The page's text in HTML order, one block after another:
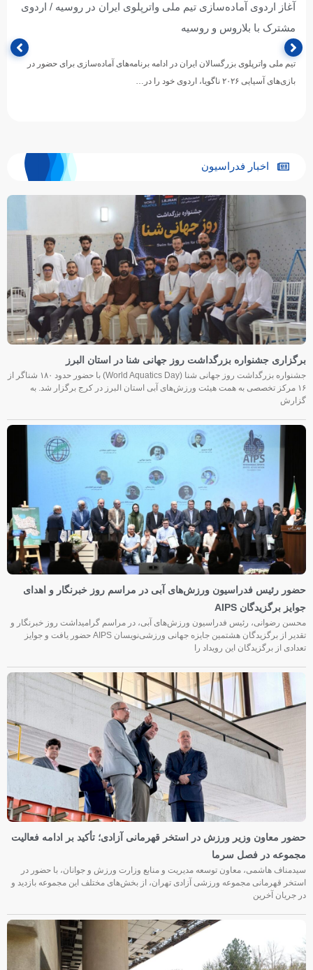
آغاز اردوی آماده‌سازی تیم ملی واترپلوی ایران در روسیه / اردوی
مشترک با بلاروس و روسیه
تیم ملی واترپلوی بزرگسالان ایران در ادامه برنامه‌های آماده‌سازی برای حضور در
بازی‌های آسیایی ۲۰۲۶ ناگویا، اردوی خود را در…
اخبار فدراسیون
برگزاری جشنواره بزرگداشت روز جهانی شنا در استان البرز
جشنواره بزرگداشت روز جهانی شنا (World Aquatics Day) با حضور حدود ۱۸۰ شناگر از
۱۶ مرکز تخصصی به همت هیئت ورزش‌های آبی استان البرز در کرج برگزار شد. به
گزارش
حضور رئیس فدراسیون ورزش‌های آبی در مراسم روز خبرنگار و اهدای
جوایز برگزیدگان AIPS
محسن رضوانی، رئیس فدراسیون ورزش‌های آبی، در مراسم گرامیداشت روز خبرنگار و
تقدیر از برگزیدگان هشتمین جایزه جهانی ورزشی‌نویسان AIPS حضور یافت و جوایز
تعدادی از برگزیدگان این رویداد را
حضور معاون وزیر ورزش در استخر قهرمانی آزادی؛ تأکید بر ادامه فعالیت
مجموعه در فصل سرما
سیدمناف هاشمی، معاون توسعه مدیریت و منابع وزارت ورزش و جوانان، با حضور در
استخر قهرمانی مجموعه ورزشی آزادی تهران، از بخش‌های مختلف این مجموعه بازدید و
در جریان آخرین